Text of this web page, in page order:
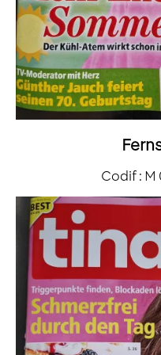
Codif : M